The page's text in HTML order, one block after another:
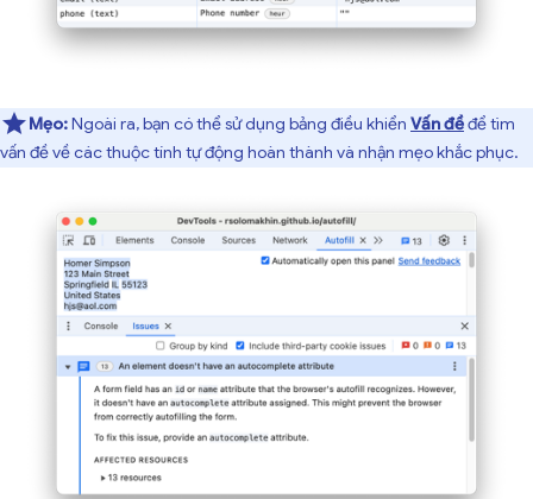
Mẹo:Ngoài ra, bạn có thể sử dụng bảng điều khiển Vấn đềđể tìm
vấn đề về các thuộc tính tự động hoàn thành và nhận mẹo khắc phục.